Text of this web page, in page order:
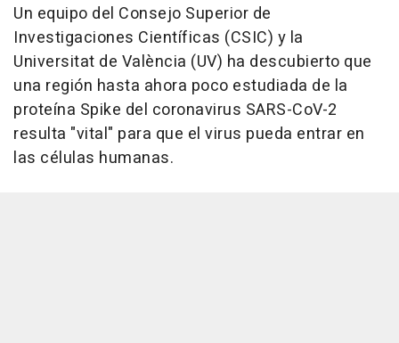
Un equipo del Consejo Superior de
Investigaciones Científicas (CSIC) y la
Universitat de València (UV) ha descubierto que
una región hasta ahora poco estudiada de la
proteína Spike del coronavirus SARS-CoV-2
resulta "vital" para que el virus pueda entrar en
las células humanas.